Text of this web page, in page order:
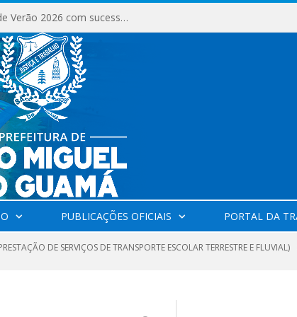
São Miguel do Guamá encerra os Jogos de Verão 2026 com sucesso de público e competições.
PUBLICAÇÕES OFICIAIS PORTAL DA
DE SERVIÇOS DE TRANSPORTE ESCOLAR TERRESTRE E FLUVIAL)